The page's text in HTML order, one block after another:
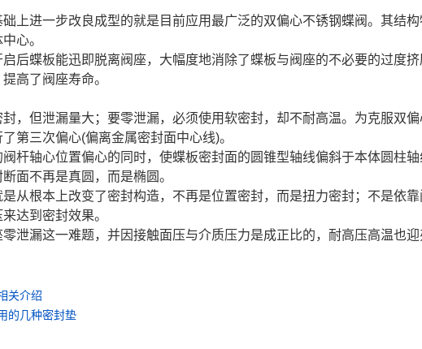
上进一步改良成型的就是目前应用最广泛的双偏心不锈钢蝶阀。其结
心。
后蝶板能迅即脱离阀座，大幅度地消除了蝶板与阀座的不必要的过度
高了阀座寿命。
，但泄漏量大；要零泄漏，必须使用软密封，却不耐高温。为克服双
第三次偏心(偏离金属密封面中心线)。
杆轴心位置偏心的同时，使蝶板密封面的圆锥型轴线偏斜于本体圆柱
面不再是真圆，而是椭圆。
从根本上改变了密封构造，不再是位置密封，而是扭力密封；不是依
达到密封效果。
泄漏这一难题，并因接触面压与介质压力是成正比的，耐高压高温也迎
关介绍
的几种密封垫